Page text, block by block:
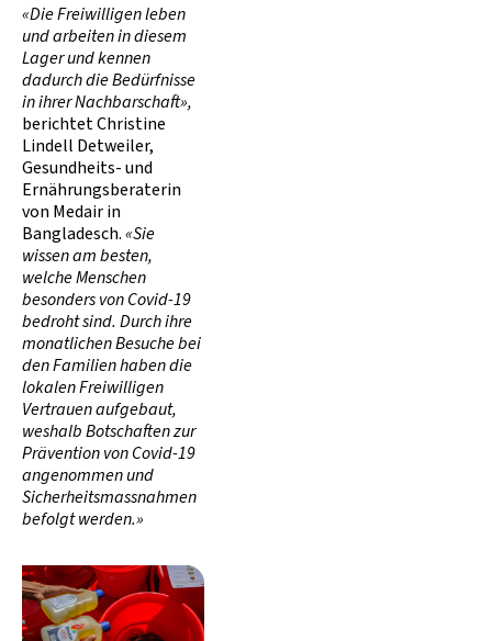
«Die Freiwilligen leben
und arbeiten in diesem
Lager und kennen
dadurch die Bedürfnisse
in ihrer Nachbarschaft»,
berichtet Christine
Lindell Detweiler,
Gesundheits- und
Ernährungsberaterin
von Medair in
Bangladesch.«Sie
wissen am besten,
welche Menschen
besonders von Covid-19
bedroht sind. Durch ihre
monatlichen Besuche bei
den Familien haben die
lokalen Freiwilligen
Vertrauen aufgebaut,
weshalb Botschaften zur
Prävention von Covid-19
angenommen und
Sicherheitsmassnahmen
befolgt werden.»